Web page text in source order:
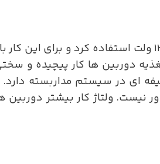
منبع تغذیه دوربین ها